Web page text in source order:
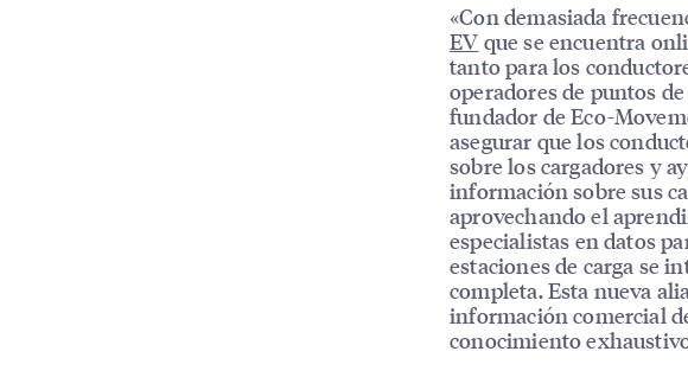
«Con demasiada
EV que se encuentra
tanto para los
operadores de puntos
fundador de Eco-
asegurar que los
sobre los cargadores y
información sobre sus
aprovechando el
especialistas en datos
estaciones de carga se
completa. Esta nueva
información comercial
conocimiento